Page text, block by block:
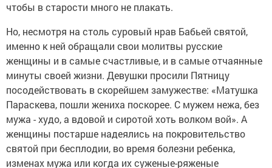
чтобы в старости много не плакать.
Но, несмотря на столь суровый нрав Бабьей святой,
именно к ней обращали свои молитвы русские
женщины и в самые счастливые, и в самые отчаянные
минуты своей жизни. Девушки просили Пятницу
посодействовать в скорейшем замужестве: «Матушка
Параскева, пошли жениха поскорее. С мужем нежа, без
мужа - худо, а вдовой и сиротой хоть волком вой». А
женщины постарше надеялись на покровительство
святой при бесплодии, во время болезни ребенка,
изменах мужа или когда их суженые-ряженые